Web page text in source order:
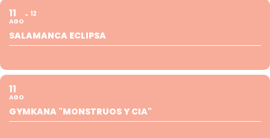
11
AGO
12
SALAMANCA ECLIPSA
11
AGO
GYMKANA "MONSTRUOS Y CIA"